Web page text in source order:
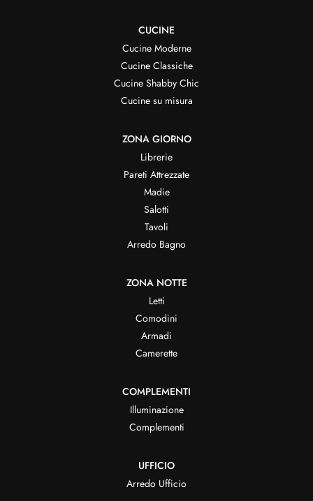
CUCINE
Cucine Moderne
Cucine Classiche
Cucine Shabby Chic
Cucine su misura
ZONA GIORNO
Librerie
Pareti Attrezzate
Madie
Salotti
Tavoli
Arredo Bagno
ZONA NOTTE
Letti
Comodini
Armadi
Camerette
COMPLEMENTI
Illuminazione
Complementi
UFFICIO
Arredo Ufficio